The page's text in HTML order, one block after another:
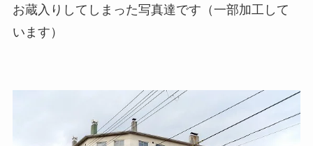
お蔵入りしてしまった写真達です（一部加工して
います）